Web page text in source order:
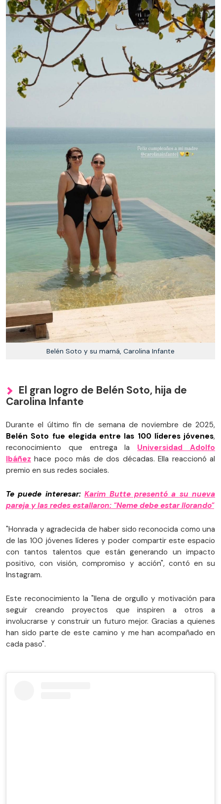
Belén Soto y su mamá, Carolina Infante
El gran logro de Belén Soto, hija de
Carolina Infante
Durante el último fin de semana de noviembre de 2025,
Belén Soto fue elegida entre las 100 líderes jóvenes,
reconocimiento que entrega la Universidad Adolfo
Ibáñez hace poco más de dos décadas. Ella reaccionó al
premio en sus redes sociales.
Te puede interesar:Karim Butte presentó a su nueva
pareja y las redes estallaron: "Neme debe estar llorando"
"Honrada y agradecida de haber sido reconocida como una
de las 100 jóvenes líderes y poder compartir este espacio
con tantos talentos que están generando un impacto
positivo, con visión, compromiso y acción", contó en su
Instagram.
Este reconocimiento la "llena de orgullo y motivación para
seguir creando proyectos que inspiren a otros a
involucrarse y construir un futuro mejor. Gracias a quienes
han sido parte de este camino y me han acompañado en
cada paso".